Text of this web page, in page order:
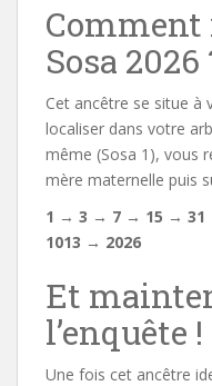
Sosa 2026
Cet ancêtre se situe à
localiser dans votre
même (Sosa 1), vous
mère maternelle puis
1 → 3 → 7 → 15 → 31
1013 → 2026
Et
l’enquête !
Une fois cet ancêtre